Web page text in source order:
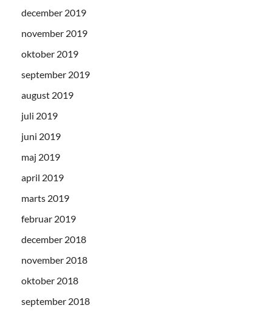
december 2019
november 2019
oktober 2019
september 2019
august 2019
juli 2019
juni 2019
maj 2019
april 2019
marts 2019
februar 2019
december 2018
november 2018
oktober 2018
september 2018